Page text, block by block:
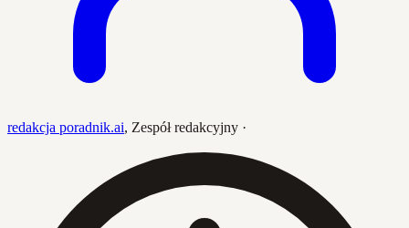
redakcja poradnik.ai, Zespół redakcyjny ·